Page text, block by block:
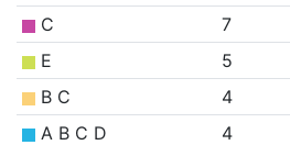
C
7
E
5
B C
4
A B C D
4